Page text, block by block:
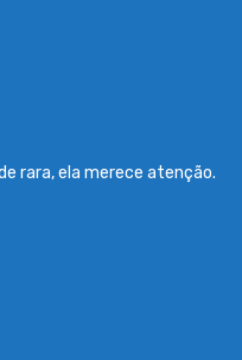
rara, ela merece atenção.